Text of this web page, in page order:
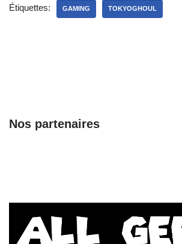
Étiquettes: GAMING TOKYOGHOUL
Nos partenaires